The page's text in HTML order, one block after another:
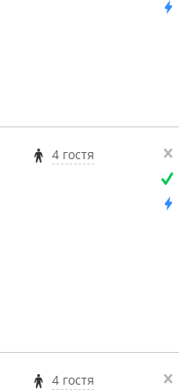
4 гостя
4 гостя